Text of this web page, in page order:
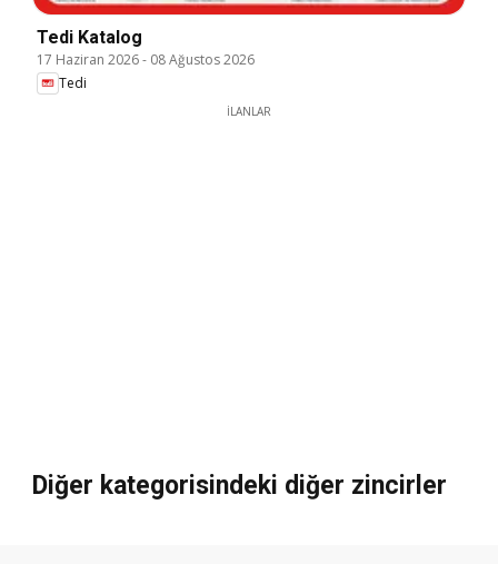
Tedi Katalog
17 Haziran 2026- 08 Ağustos 2026
Tedi
İLANLAR
Diğer kategorisindeki diğer zincirler